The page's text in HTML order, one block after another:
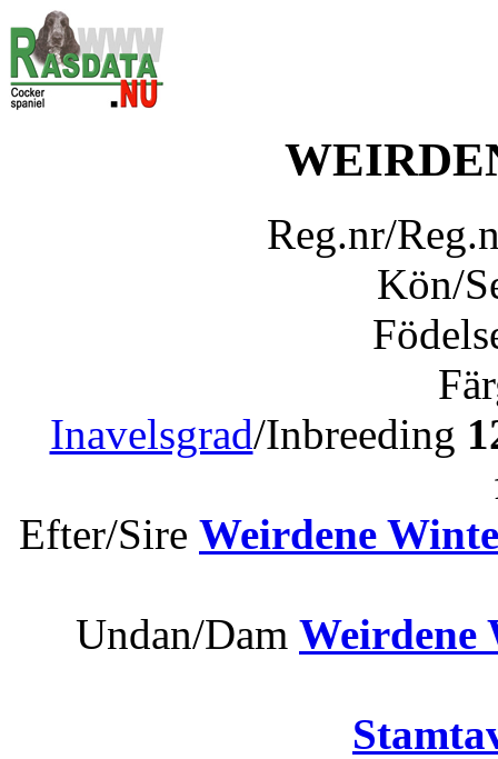
Reg.nr/
Kön/
Inavelsgrad/Inbreeding
Efter/Sire Weirdene
Undan/Dam Weirdene